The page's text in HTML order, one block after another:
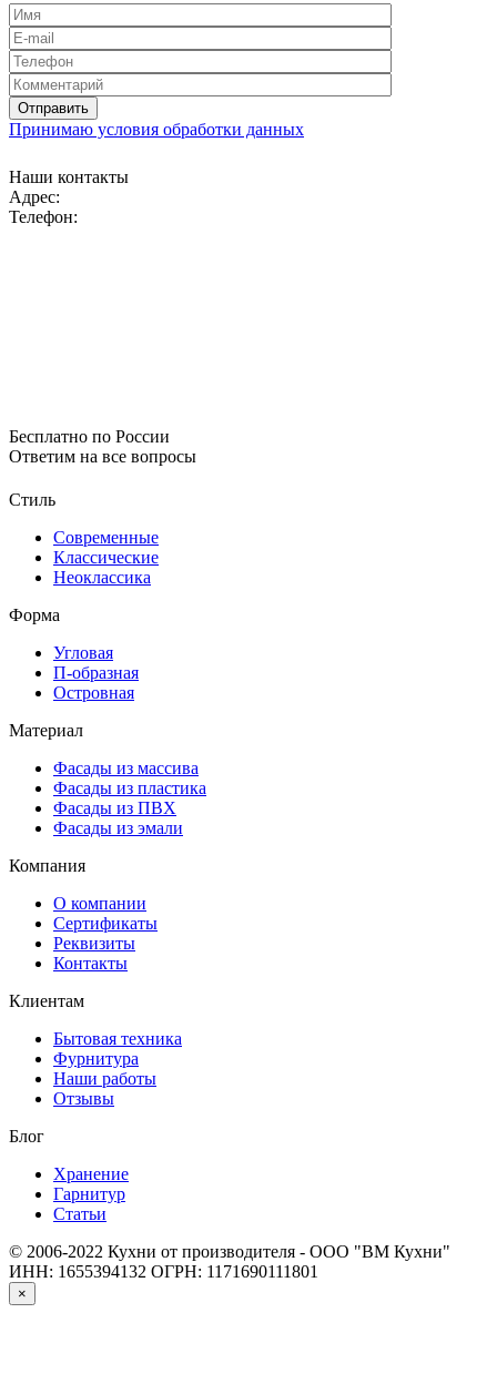
Принимаю условия обработки данных
Наши контакты
Адрес:
Телефон:
Бесплатно по России
Ответим на все вопросы
Стиль
Современные
Классические
Неоклассика
Форма
Угловая
П-образная
Островная
Материал
Фасады из массива
Фасады из пластика
Фасады из ПВХ
Фасады из эмали
Компания
О компании
Сертификаты
Реквизиты
Контакты
Клиентам
Бытовая техника
Фурнитура
Наши работы
Отзывы
Блог
Хранение
Гарнитур
Статьи
© 2006-2022 Кухни от производителя - ООО "ВМ Кухни"
ИНН: 1655394132 ОГРН: 1171690111801
×